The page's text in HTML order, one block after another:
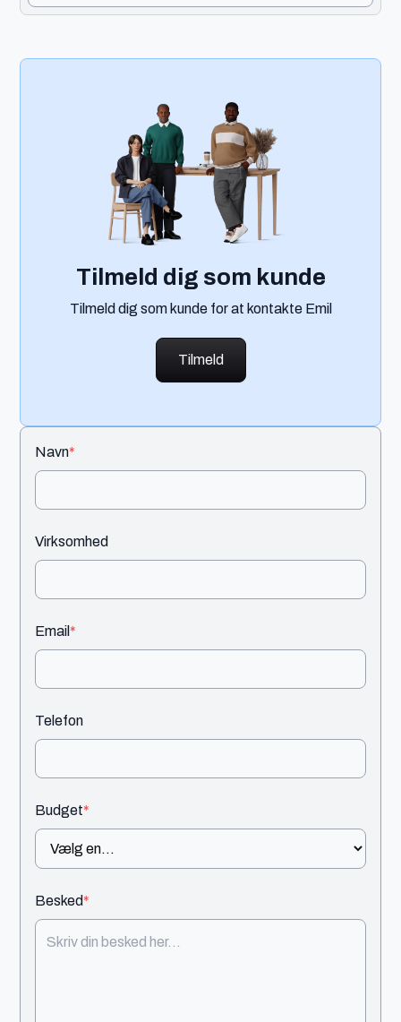
Tilmeld dig som kunde
Tilmeld dig som kunde for at kontakte Emil
Tilmeld
Navn*
Virksomhed
Email*
Telefon
Budget*
Besked*